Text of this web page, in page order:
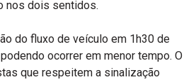
nos dois sentidos.
do fluxo de veículo em 1h30 de
ocorrer em menor tempo. O
que respeitem a sinalização